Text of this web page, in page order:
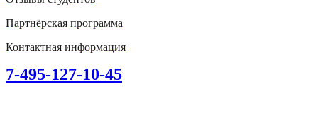
Партнёрская программа
Контактная информация
7-495-127-10-45